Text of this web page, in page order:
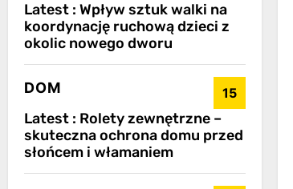
Latest : Wpływ sztuk walki na
koordynację ruchową dzieci z
okolic nowego dworu
DOM 15
Latest : Rolety zewnętrzne –
skuteczna ochrona domu przed
słońcem i włamaniem